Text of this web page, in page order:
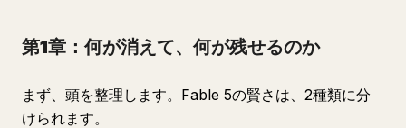
第1章：何が消えて、何が残せるのか
まず、頭を整理します。Fable 5の賢さは、2種類に分
けられます。